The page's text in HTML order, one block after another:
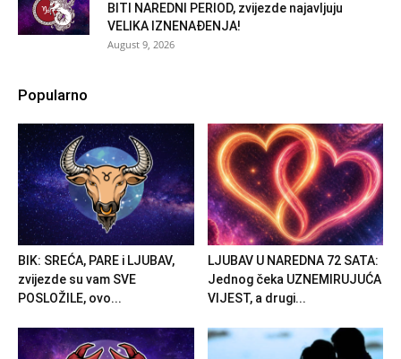
BITI NAREDNI PERIOD, zvijezde najavljuju
VELIKA IZNENAĐENJA!
August 9, 2026
Popularno
BIK: SREĆA, PARE i LJUBAV,
zvijezde su vam SVE
POSLOŽILE, ovo...
LJUBAV U NAREDNA 72 SATA:
Jednog čeka UZNEMIRUJUĆA
VIJEST, a drugi...